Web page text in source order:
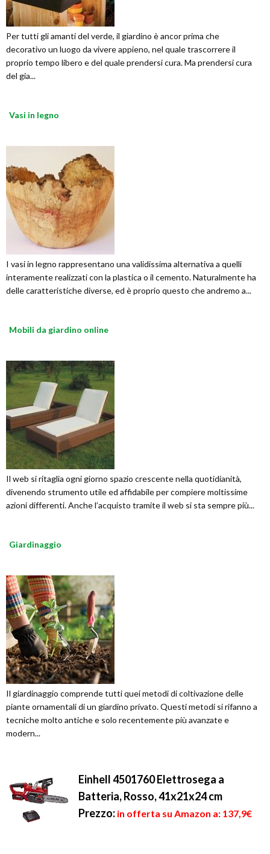
Per tutti gli amanti del verde, il giardino è ancor prima che
decorativo un luogo da vivere appieno, nel quale trascorrere il
proprio tempo libero e del quale prendersi cura. Ma prendersi cura
del gia...
Vasi in legno
I vasi in legno rappresentano una validissima alternativa a quelli
interamente realizzati con la plastica o il cemento. Naturalmente ha
delle caratteristiche diverse, ed è proprio questo che andremo a...
Mobili da giardino online
Il web si ritaglia ogni giorno spazio crescente nella quotidianità,
divenendo strumento utile ed affidabile per compiere moltissime
azioni differenti. Anche l’acquisto tramite il web si sta sempre più...
Giardinaggio
Il giardinaggio comprende tutti quei metodi di coltivazione delle
piante ornamentali di un giardino privato. Questi metodi si rifanno a
tecniche molto antiche e solo recentemente più avanzate e
modern...
Einhell 4501760 Elettrosega a
Batteria, Rosso, 41x21x24 cm
Prezzo: in offerta su Amazon a: 137,9€